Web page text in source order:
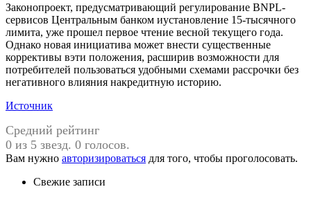
Законопроект, предусматривающий регулирование BNPL-
сервисов Центральным банком иустановление 15-тысячного
лимита, уже прошел первое чтение весной текущего года.
Однако новая инициатива может внести существенные
коррективы вэти положения, расширив возможности для
потребителей пользоваться удобными схемами рассрочки без
негативного влияния накредитную историю.
Источник
Средний рейтинг
0 из 5 звезд. 0 голосов.
Вам нужно авторизироваться для того, чтобы проголосовать.
Свежие записи